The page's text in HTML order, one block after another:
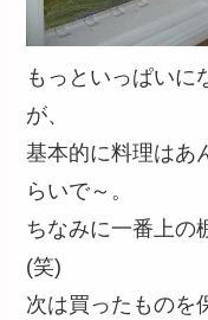
もっといっぱいに
が、
基本的に料理はあ
らいで～。
ちなみに一番上の
(笑)
次は買ったものを